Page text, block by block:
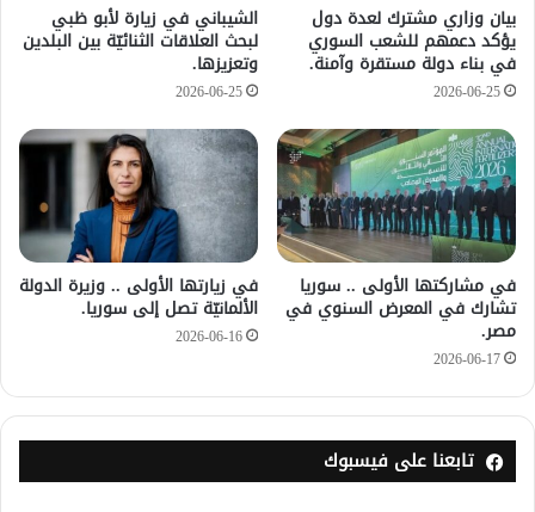
بيان وزاري مشترك لعدة دول
يؤكد دعمهم للشعب السوري
في بناء دولة مستقرة وآمنة.
2026-06-25
الشيباني في زيارة لأبو ظبي
لبحث العلاقات الثنائيّة بين البلدين
وتعزيزها.
2026-06-25
في مشاركتها الأولى .. سوريا
تشارك في المعرض السنوي في
مصر.
2026-06-17
في زيارتها الأولى .. وزيرة الدولة
الألمانيّة تصل إلى سوريا.
2026-06-16
تابعنا على فيسبوك